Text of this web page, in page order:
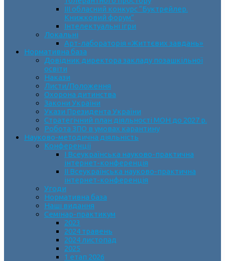
ІII обласний конкурс “Буктрейлер.
Книжковий форум”
Інтелектуальні ігри
Локальні
Арт-лабораторія «Життєвих завдань»
Нормативна база
Довідник директора закладу позашкільної
освіти
Накази
Листи/Положення
Охорона дитинства
Закони України
Укази Президента України
Стратегічний план діяльності МОН до 2027 р.
Робота ЗПО в умовах карантину
Науково-методична діяльність
Конференції
І Всеукраїнська науково-практична
інтернет-конференція
ІІ Всеукраїнська науково-практична
інтернет-конференція
Угоди
Нормативна база
Наші видання
Семінар-практикум
2023
2024 травень
2024 листопад
2025
1 етап 2026